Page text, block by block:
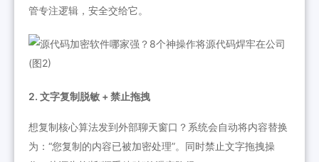
管专注逻辑，安全交给它。
2. 文字复制脱敏 + 禁止拖拽
想复制核心算法发到外部聊天窗口？系统会自动将内容替换
为：“您复制的内容已被加密处理”。同时禁止文字拖拽操